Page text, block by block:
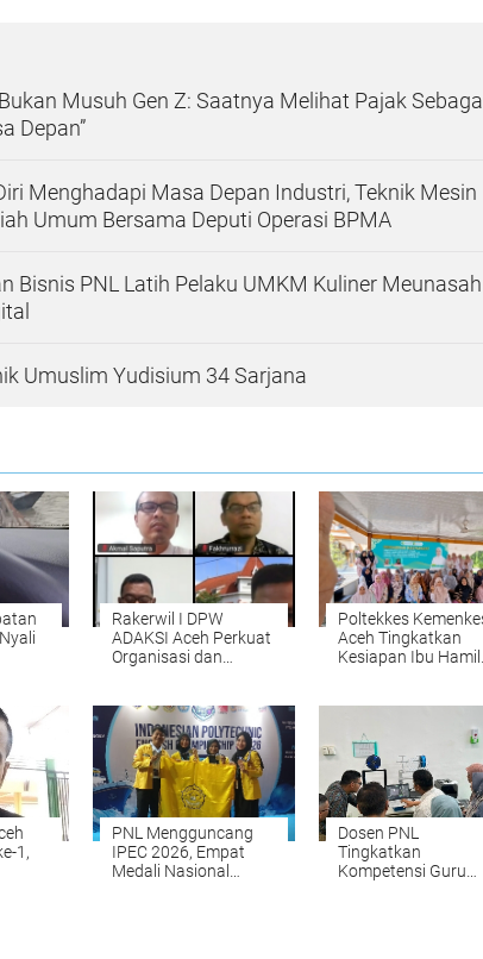
Bukan Musuh Gen Z: Saatnya Melihat Pajak
Depan”
Menghadapi Masa Depan Industri, Teknik Mesin
Umum Bersama Deputi Operasi BPMA
Bisnis PNL Latih Pelaku UMKM Kuliner Meunasah
Umuslim Yudisium 34 Sarjana
Rakerwil I DPW
ADAKSI Aceh Perkuat
Organisasi dan
Poltekkes
Aceh Tingkatkan
Kesiapan Ibu Hamil
Kearifan Lokal
1,
PNL Mengguncang
IPEC 2026, Empat
Medali Nasional
Dosen PNL
Tingkatkan
Kompetensi Guru